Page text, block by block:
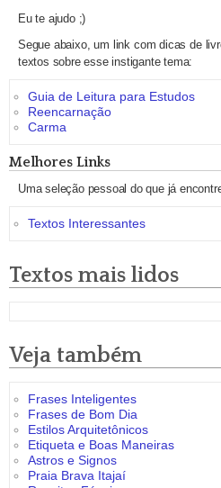
Eu te ajudo ;)
Segue abaixo, um link com dicas de
textos sobre esse instigante tema:
Guia de Leitura para Estudos
Reencarnação
Carma
Melhores Links
Uma seleção pessoal do que já
Textos Interessantes
Textos mais lidos
Veja também
Frases Inteligentes
Frases de Bom Dia
Estilos Arquitetônicos
Etiqueta e Boas Maneiras
Astros e Signos
Praia Brava Itajaí